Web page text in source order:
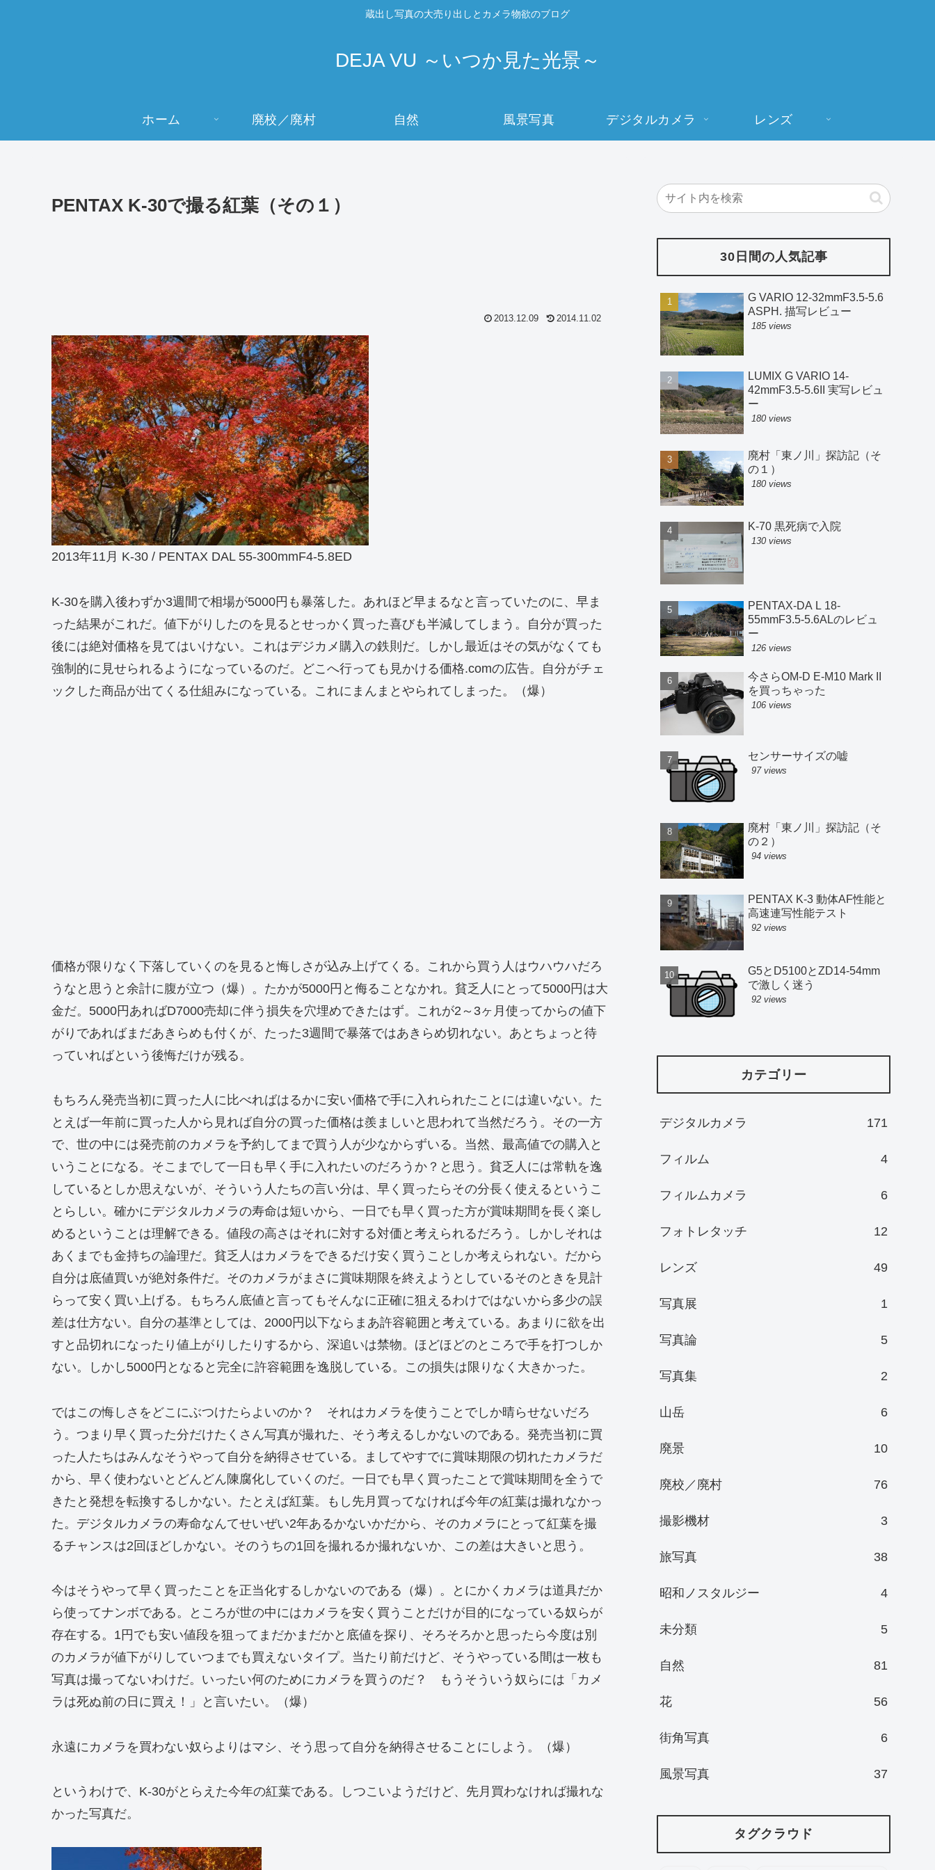
蔵出し写真の大売り出しとカメラ物欲のブログ
DEJA VU ～いつか見た光景～
ホーム 廃校／廃村 自然 風景写真 デジタルカメラ レンズ
PENTAX K-30で撮る紅葉（その１）
2013.12.09 2014.11.02
2013年11月 K-30 / PENTAX DAL 55-300mmF4-5.8ED
K-30を購入後わずか3週間で相場が5000円も暴落した。あれほど早まるなと言っていたのに、早ま
った結果がこれだ。値下がりしたのを見るとせっかく買った喜びも半減してしまう。自分が買った
後には絶対価格を見てはいけない。これはデジカメ購入の鉄則だ。しかし最近はその気がなくても
強制的に見せられるようになっているのだ。どこへ行っても見かける価格.comの広告。自分がチェ
ックした商品が出てくる仕組みになっている。これにまんまとやられてしまった。（爆）
価格が限りなく下落していくのを見ると悔しさが込み上げてくる。これから買う人はウハウハだろ
うなと思うと余計に腹が立つ（爆）。たかが5000円と侮ることなかれ。貧乏人にとって5000円は大
金だ。5000円あればD7000売却に伴う損失を穴埋めできたはず。これが2～3ヶ月使ってからの値下
がりであればまだあきらめも付くが、たった3週間で暴落ではあきらめ切れない。あとちょっと待
っていればという後悔だけが残る。
もちろん発売当初に買った人に比べればはるかに安い価格で手に入れられたことには違いない。た
とえば一年前に買った人から見れば自分の買った価格は羨ましいと思われて当然だろう。その一方
で、世の中には発売前のカメラを予約してまで買う人が少なからずいる。当然、最高値での購入と
いうことになる。そこまでして一日も早く手に入れたいのだろうか？と思う。貧乏人には常軌を逸
しているとしか思えないが、そういう人たちの言い分は、早く買ったらその分長く使えるというこ
とらしい。確かにデジタルカメラの寿命は短いから、一日でも早く買った方が賞味期間を長く楽し
めるということは理解できる。値段の高さはそれに対する対価と考えられるだろう。しかしそれは
あくまでも金持ちの論理だ。貧乏人はカメラをできるだけ安く買うことしか考えられない。だから
自分は底値買いが絶対条件だ。そのカメラがまさに賞味期限を終えようとしているそのときを見計
らって安く買い上げる。もちろん底値と言ってもそんなに正確に狙えるわけではないから多少の誤
差は仕方ない。自分の基準としては、2000円以下ならまあ許容範囲と考えている。あまりに欲を出
すと品切れになったり値上がりしたりするから、深追いは禁物。ほどほどのところで手を打つしか
ない。しかし5000円となると完全に許容範囲を逸脱している。この損失は限りなく大きかった。
ではこの悔しさをどこにぶつけたらよいのか？ それはカメラを使うことでしか晴らせないだろ
う。つまり早く買った分だけたくさん写真が撮れた、そう考えるしかないのである。発売当初に買
った人たちはみんなそうやって自分を納得させている。ましてやすでに賞味期限の切れたカメラだ
から、早く使わないとどんどん陳腐化していくのだ。一日でも早く買ったことで賞味期間を全うで
きたと発想を転換するしかない。たとえば紅葉。もし先月買ってなければ今年の紅葉は撮れなかっ
た。デジタルカメラの寿命なんてせいぜい2年あるかないかだから、そのカメラにとって紅葉を撮
るチャンスは2回ほどしかない。そのうちの1回を撮れるか撮れないか、この差は大きいと思う。
今はそうやって早く買ったことを正当化するしかないのである（爆）。とにかくカメラは道具だか
ら使ってナンボである。ところが世の中にはカメラを安く買うことだけが目的になっている奴らが
存在する。1円でも安い値段を狙ってまだかまだかと底値を探り、そろそろかと思ったら今度は別
のカメラが値下がりしていつまでも買えないタイプ。当たり前だけど、そうやっている間は一枚も
写真は撮ってないわけだ。いったい何のためにカメラを買うのだ？ もうそういう奴らには「カメ
ラは死ぬ前の日に買え！」と言いたい。（爆）
永遠にカメラを買わない奴らよりはマシ、そう思って自分を納得させることにしよう。（爆）
というわけで、K-30がとらえた今年の紅葉である。しつこいようだけど、先月買わなければ撮れな
かった写真だ。
30日間の人気記事
G VARIO 12-32mmF3.5-5.6
ASPH. 描写レビュー
185 views
LUMIX G VARIO 14-
42mmF3.5-5.6II 実写レビュ
ー
180 views
廃村「東ノ川」探訪記（そ
の１）
180 views
K-70 黒死病で入院
130 views
PENTAX-DA L 18-
55mmF3.5-5.6ALのレビュ
ー
126 views
今さらOM-D E-M10 Mark II
を買っちゃった
106 views
センサーサイズの嘘
97 views
廃村「東ノ川」探訪記（そ
の２）
94 views
PENTAX K-3 動体AF性能と
高速連写性能テスト
92 views
G5とD5100とZD14-54mm
で激しく迷う
92 views
カテゴリー
デジタルカメラ 171
フィルム 4
フィルムカメラ 6
フォトレタッチ 12
レンズ 49
写真展 1
写真論 5
写真集 2
山岳 6
廃景 10
廃校／廃村 76
撮影機材 3
旅写真 38
昭和ノスタルジー 4
未分類 5
自然 81
花 56
街角写真 6
風景写真 37
タグクラウド